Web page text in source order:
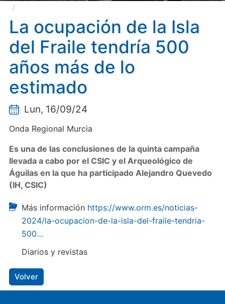
más de lo estimado
La ocupación de la Isla
del Fraile tendría 500
años más de lo
estimado
Lun, 16/09/24
Onda Regional Murcia
Es una de las conclusiones de la quinta campaña
llevada a cabo por el CSIC y el Arqueológico de
Águilas en la que ha participado Alejandro Quevedo
(IH, CSIC)
Más información https://www.orm.es/noticias-
2024/la-ocupacion-de-la-isla-del-fraile-tendria-
500…
Diarios y revistas
Volver